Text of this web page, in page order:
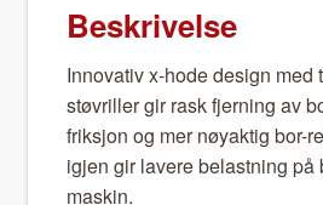
Beskrivelse
Inno­v­a­tiv x-hode design med
støvriller gir rask fjern­ing av
frik­sjon og mer nøyak­tig bor-
igjen gir lavere belast­ning på
maskin.